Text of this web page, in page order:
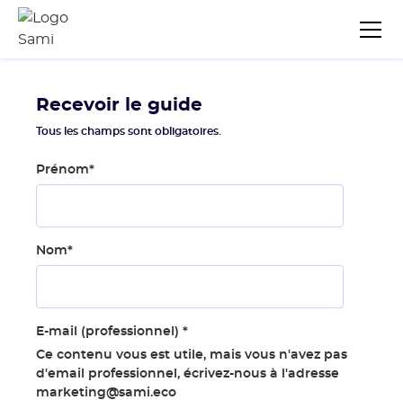
Recevoir le guide
Tous les champs sont obligatoires.
Prénom*
Nom*
E-mail (professionnel) *
Ce contenu vous est utile, mais vous n'avez pas
d'email professionnel, écrivez-nous à l'adresse
marketing@sami.eco